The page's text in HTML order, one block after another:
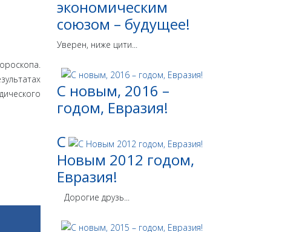
экономическим
союзом – будущее!
Уверен, ниже цити...
С новым, 2016 –
годом, Евразия!
С
Новым 2012 годом,
Евразия!
Дорогие друзь...